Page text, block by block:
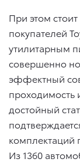
При этом
покупателей
утилитарным
совершенно
эффектный
проходимость
достойный
комплектаций
Из 1360